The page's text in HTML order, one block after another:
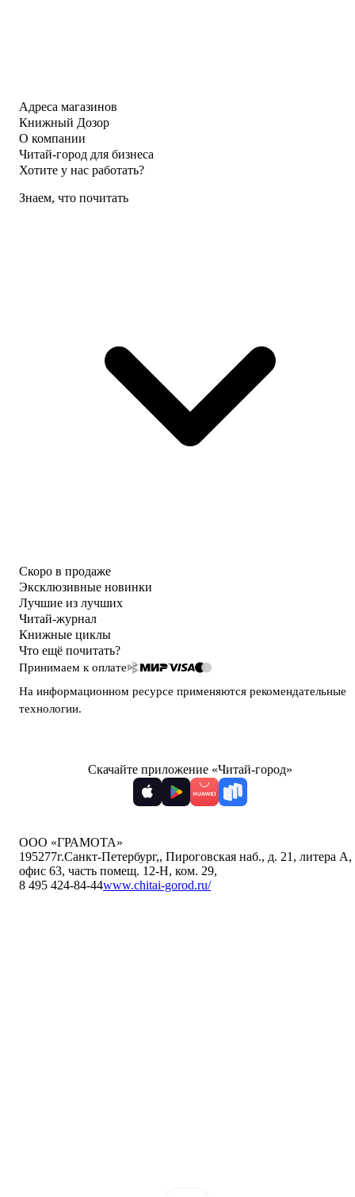
Адреса магазинов
Книжный Дозор
О компании
Читай-город для бизнеса
Хотите у нас работать?
Знаем, что почитать
Скоро в продаже
Эксклюзивные новинки
Лучшие из лучших
Читай-журнал
Книжные циклы
Что ещё почитать?
Принимаем к оплате
На информационном ресурсе применяются рекомендательные
технологии.
Скачайте приложение «Читай-город»
ООО «ГРАМОТА»
195277г.Санкт-Петербург,, Пироговская наб., д. 21, литера А,
офис 63, часть помещ. 12-Н, ком. 29,
8 495 424-84-44www.chitai-gorod.ru/